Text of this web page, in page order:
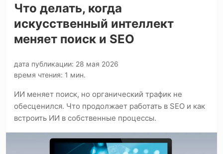
Что делать, когда
искусственный интеллект
меняет поиск и SEO
дата публикации: 28 мая 2026
время чтения: 1 мин.
ИИ меняет поиск, но органический трафик не
обесценился. Что продолжает работать в SEO и как
встроить ИИ в собственные процессы.